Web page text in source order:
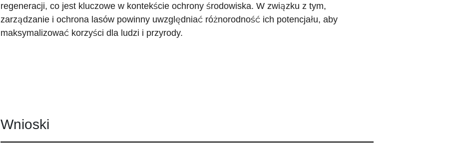
regeneracji, co jest kluczowe w kontekście ochrony środowiska. W związku z tym,
zarządzanie i ochrona lasów powinny uwzględniać różnorodność ich potencjału, aby
maksymalizować korzyści dla ludzi i przyrody.
Wnioski